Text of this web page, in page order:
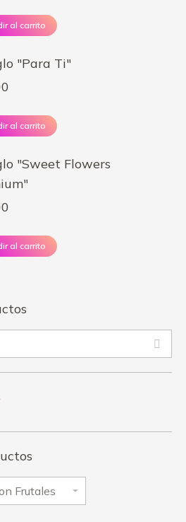
al carrito
"Para Ti"
al carrito
"Sweet Flowers
al carrito